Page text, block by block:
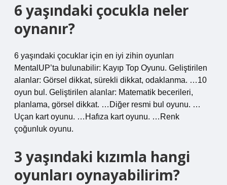
6 yaşındaki çocukla neler
oynanır?
6 yaşındaki çocuklar için en iyi zihin oyunları
MentalUP’ta bulunabilir: Kayıp Top Oyunu. Geliştirilen
alanlar: Görsel dikkat, sürekli dikkat, odaklanma. …10
oyun bul. Geliştirilen alanlar: Matematik becerileri,
planlama, görsel dikkat. …Diğer resmi bul oyunu. …
Uçan kart oyunu. …Hafıza kart oyunu. …Renk
çoğunluk oyunu.
3 yaşındaki kızımla hangi
oyunları oynayabilirim?